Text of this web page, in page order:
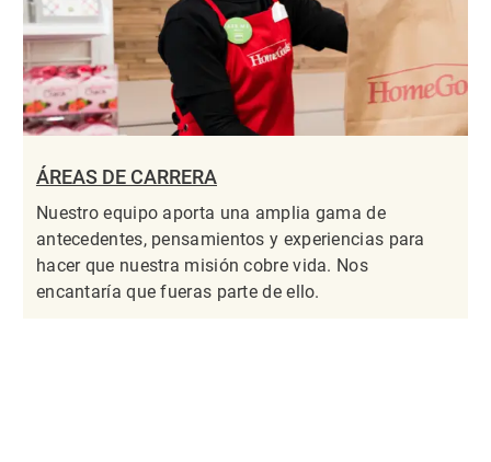
ÁREAS DE CARRERA
Nuestro equipo aporta una amplia gama de
antecedentes, pensamientos y experiencias para
hacer que nuestra misión cobre vida. Nos
encantaría que fueras parte de ello.